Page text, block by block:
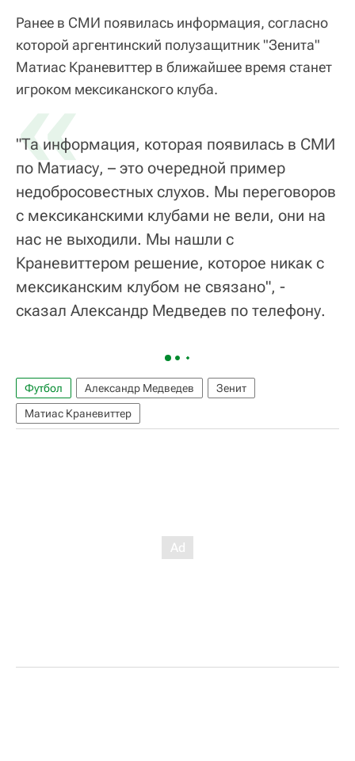
Ранее в СМИ появилась информация, согласно
которой аргентинский полузащитник "Зенита"
Матиас Краневиттер в ближайшее время станет
игроком мексиканского клуба.
«
"Та информация, которая появилась в СМИ
по Матиасу, – это очередной пример
недобросовестных слухов. Мы переговоров
с мексиканскими клубами не вели, они на
нас не выходили. Мы нашли с
Краневиттером решение, которое никак с
мексиканским клубом не связано", -
сказал Александр Медведев по телефону.
Футбол Александр Медведев
Зенит
Матиас Краневиттер